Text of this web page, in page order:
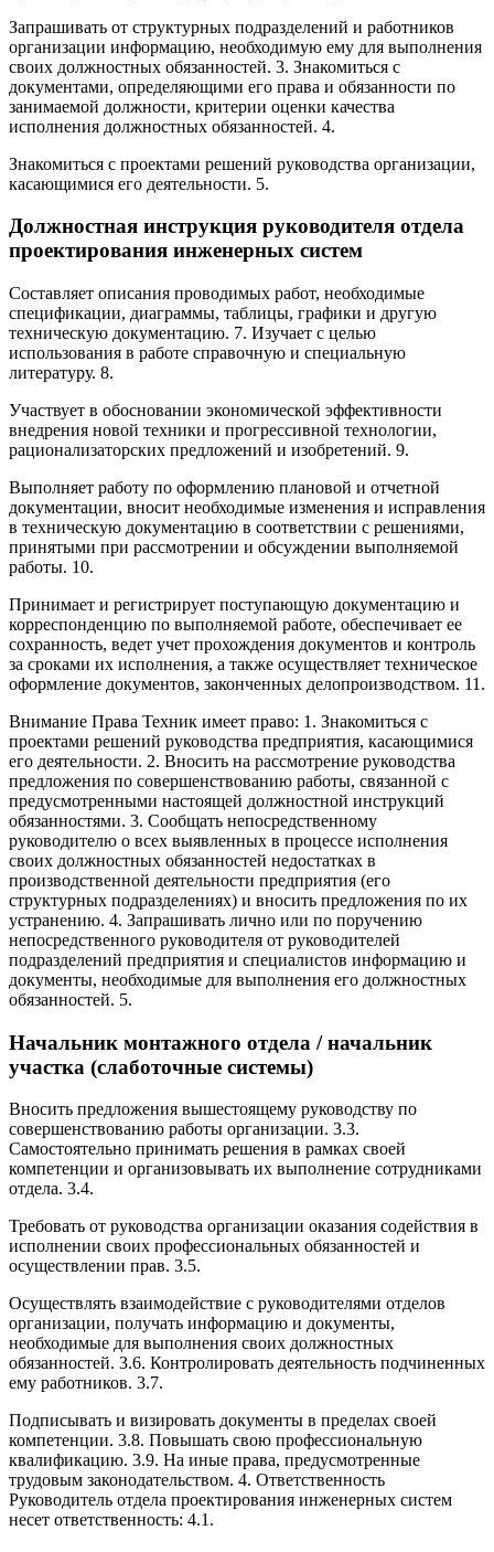
Запрашивать от структурных подразделений и работников
организации информацию, необходимую ему для выполнения
своих должностных обязанностей. 3. Знакомиться с
документами, определяющими его права и обязанности по
занимаемой должности, критерии оценки качества
исполнения должностных обязанностей. 4.
Знакомиться с проектами решений руководства организации,
касающимися его деятельности. 5.
Должностная инструкция руководителя отдела
проектирования инженерных систем
Составляет описания проводимых работ, необходимые
спецификации, диаграммы, таблицы, графики и другую
техническую документацию. 7. Изучает с целью
использования в работе справочную и специальную
литературу. 8.
Участвует в обосновании экономической эффективности
внедрения новой техники и прогрессивной технологии,
рационализаторских предложений и изобретений. 9.
Выполняет работу по оформлению плановой и отчетной
документации, вносит необходимые изменения и исправления
в техническую документацию в соответствии с решениями,
принятыми при рассмотрении и обсуждении выполняемой
работы. 10.
Принимает и регистрирует поступающую документацию и
корреспонденцию по выполняемой работе, обеспечивает ее
сохранность, ведет учет прохождения документов и контроль
за сроками их исполнения, а также осуществляет техническое
оформление документов, законченных делопроизводством. 11.
Внимание Права Техник имеет право: 1. Знакомиться с
проектами решений руководства предприятия, касающимися
его деятельности. 2. Вносить на рассмотрение руководства
предложения по совершенствованию работы, связанной с
предусмотренными настоящей должностной инструкций
обязанностями. 3. Сообщать непосредственному
руководителю о всех выявленных в процессе исполнения
своих должностных обязанностей недостатках в
производственной деятельности предприятия (его
структурных подразделениях) и вносить предложения по их
устранению. 4. Запрашивать лично или по поручению
непосредственного руководителя от руководителей
подразделений предприятия и специалистов информацию и
документы, необходимые для выполнения его должностных
обязанностей. 5.
Начальник монтажного отдела / начальник
участка (слаботочные системы)
Вносить предложения вышестоящему руководству по
совершенствованию работы организации. 3.3.
Самостоятельно принимать решения в рамках своей
компетенции и организовывать их выполнение сотрудниками
отдела. 3.4.
Требовать от руководства организации оказания содействия в
исполнении своих профессиональных обязанностей и
осуществлении прав. 3.5.
Осуществлять взаимодействие с руководителями отделов
организации, получать информацию и документы,
необходимые для выполнения своих должностных
обязанностей. 3.6. Контролировать деятельность подчиненных
ему работников. 3.7.
Подписывать и визировать документы в пределах своей
компетенции. 3.8. Повышать свою профессиональную
квалификацию. 3.9. На иные права, предусмотренные
трудовым законодательством. 4. Ответственность
Руководитель отдела проектирования инженерных систем
несет ответственность: 4.1.